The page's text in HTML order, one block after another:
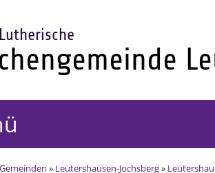
Gemeinden » Leutershausen-Jochsberg»